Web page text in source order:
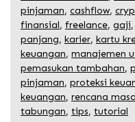
pinjaman, cashflow,
finansial, freelance, gaji,
panjang, karier, kartu
keuangan, manajemen
pemasukan tambahan,
pinjaman, proteksi
keuangan, rencana
tabungan, tips, tutorial